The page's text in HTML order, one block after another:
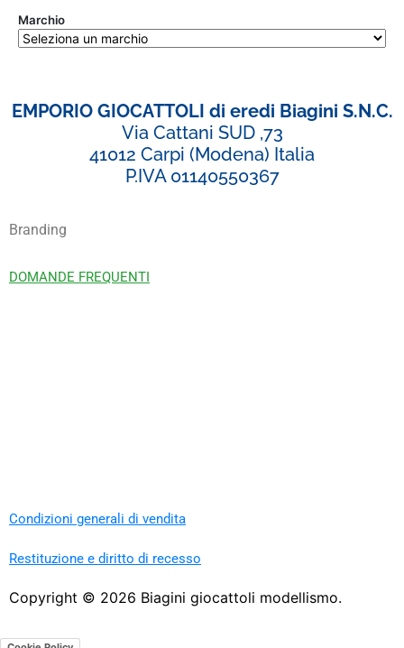
Marchio
EMPORIO GIOCATTOLI di eredi Biagini S.N.C.
Via Cattani SUD ,73
41012 Carpi (Modena) Italia
P.IVA 01140550367
Branding
DOMANDE FREQUENTI
Condizioni generali di vendita
Restituzione e diritto di recesso
Copyright © 2026 Biagini giocattoli modellismo.